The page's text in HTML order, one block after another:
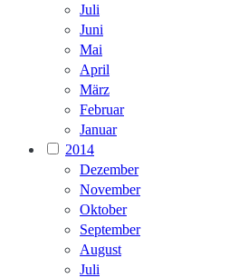
Juli
Juni
Mai
April
März
Februar
Januar
2014
Dezember
November
Oktober
September
August
Juli